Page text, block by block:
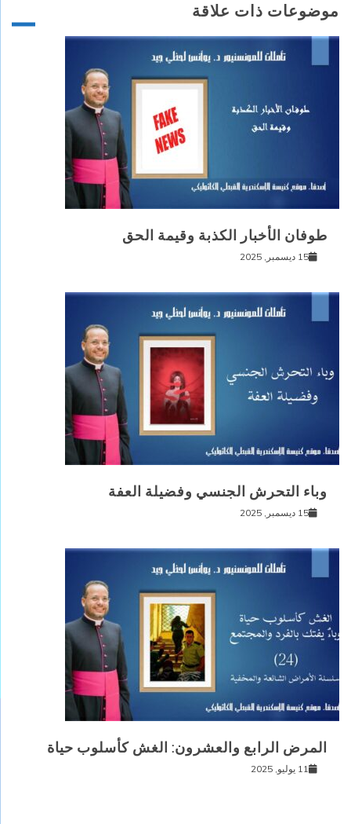
موضوعات ذات علاقة
طوفان الأخبار الكذبة وقيمة الحق
15 ديسمبر, 2025
وباء التحرش الجنسي وفضيلة العفة
15 ديسمبر, 2025
المرض الرابع والعشرون: الغش كأسلوب حياة
11 يوليو, 2025